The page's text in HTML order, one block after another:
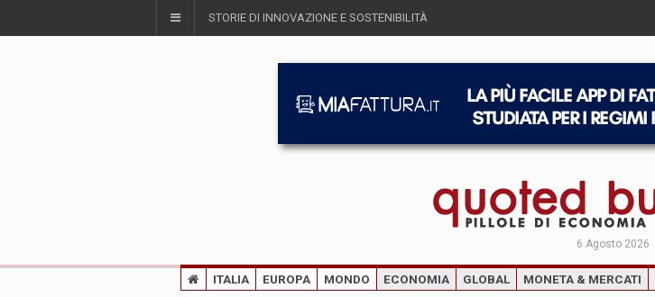
STORIE DI INNOVAZIONE E SOSTENIBILITÀ
6 Agosto 2026
ITALIA EUROPA MONDO ECONOMIA GLOBAL MONETA & MERCATI